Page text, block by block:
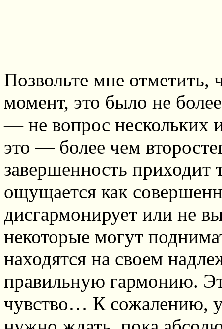
Позвольте мне отметить,
момент, это было не
— не вопрос нескольких
это — более чем
завершенность приходит
ощущается как
дисгармонирует или не
некоторые могут
находятся на своем
правильную гармонию.
чувство… К сожалению,